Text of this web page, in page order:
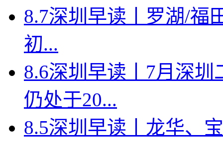
8.7深圳早读丨罗湖/福
初...
8.6深圳早读丨7月深
仍处于20...
8.5深圳早读丨龙华、